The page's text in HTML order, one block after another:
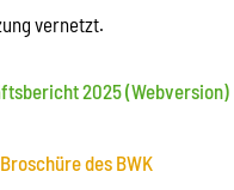
vernetzt.
2025 (Webversion)
des BWK